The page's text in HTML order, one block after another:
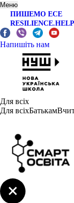
Меню
ПИШЕМО ЕСЕ
RESILIENCE.HELP
Напишіть нам
Для всіх
Для всіхБатькам